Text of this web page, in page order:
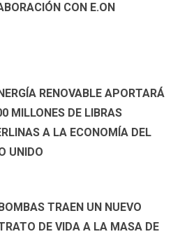
CON E.ON
RENOVABLE APORTARÁ
MILLONES DE LIBRAS
A LA ECONOMÍA DEL
UNIDO
TRAEN UN NUEVO
DE VIDA A LA MASA DE